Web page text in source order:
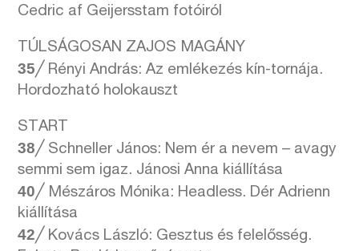
Cedric af Geijersstam fotóiról
TÚLSÁGOSAN ZAJOS MAGÁNY
35╱ Rényi András: Az emlékezés kín-tornája.
Hordozható holokauszt
START
38╱ Schneller János: Nem ér a nevem – avagy
semmi sem igaz. Jánosi Anna kiállítása
40╱ Mészáros Mónika: Headless. Dér Adrienn
kiállítása
42╱ Kovács László: Gesztus és felelősség.